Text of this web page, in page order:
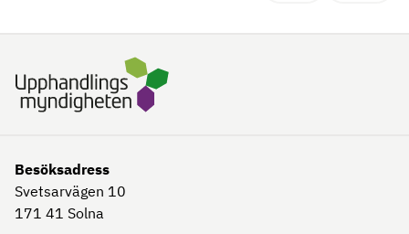
Besöksadress
Svetsarvägen 10
171 41 Solna